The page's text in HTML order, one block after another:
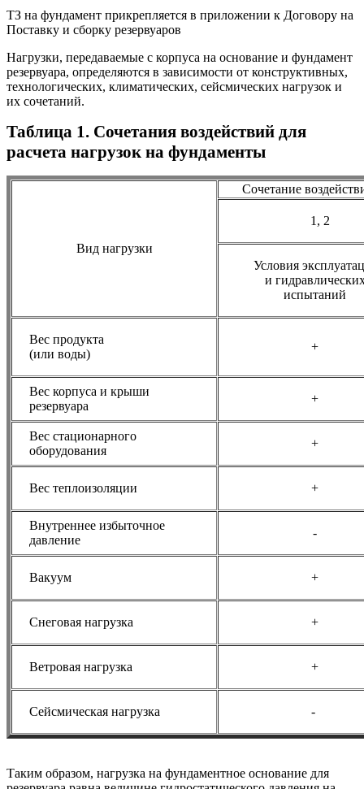
ТЗ на фундамент прикрепляется в приложении к Договору на
Поставку и сборку резервуаров
Нагрузки, передаваемые с корпуса на основание и фундамент
резервуара, определяются в зависимости от конструктивных,
технологических, климатических, сейсмических нагрузок и
их сочетаний.
Таблица 1. Сочетания воздействий для
расчета нагрузок на фундаменты
Вид нагрузки
Сочетание
1, 2
Условия
и
испытаний
Вес продукта
(или воды)
+
Вес корпуса и крыши
резервуара
+
Вес стационарного
оборудования
+
Вес теплоизоляции +
Внутреннее избыточное
давление
-
Вакуум +
Снеговая нагрузка +
Ветровая нагрузка +
Сейсмическая нагрузка -
Таким образом, нагрузка на фундаментное основание для